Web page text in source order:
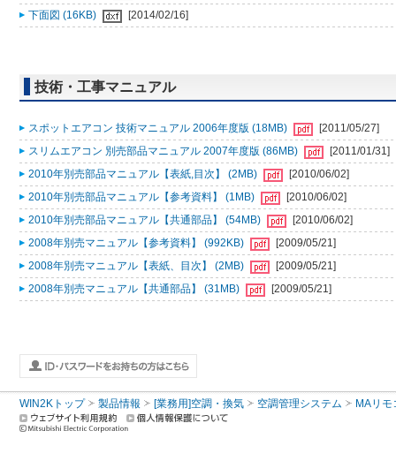
下面図 (16KB)
[2014/02/16]
技術・工事マニュアル
スポットエアコン 技術マニュアル 2006年度版 (18MB)
[2011/05/27]
スリムエアコン 別売部品マニュアル 2007年度版 (86MB)
[2011/01/31]
2010年別売部品マニュアル【表紙,目次】 (2MB)
[2010/06/02]
2010年別売部品マニュアル【参考資料】 (1MB)
[2010/06/02]
2010年別売部品マニュアル【共通部品】 (54MB)
[2010/06/02]
2008年別売マニュアル【参考資料】 (992KB)
[2009/05/21]
2008年別売マニュアル【表紙、目次】 (2MB)
[2009/05/21]
2008年別売マニュアル【共通部品】 (31MB)
[2009/05/21]
WIN2Kトップ 製品情報 [業務用]空調・換気 空調管理システム MAリモ